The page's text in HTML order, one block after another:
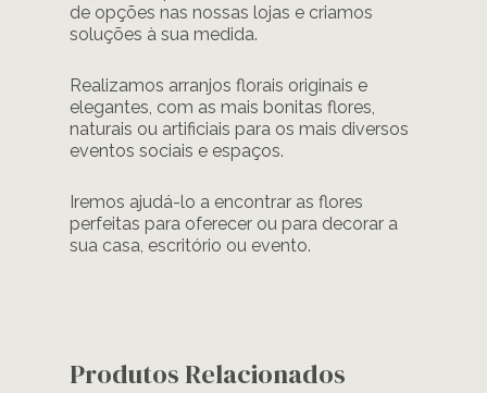
de opções nas nossas lojas e criamos
soluções à sua medida.
Realizamos arranjos florais originais e
elegantes, com as mais bonitas flores,
naturais ou artificiais para os mais diversos
eventos sociais e espaços.
Iremos ajudá-lo a encontrar as flores
perfeitas para oferecer ou para decorar a
sua casa, escritório ou evento.
Produtos Relacionados